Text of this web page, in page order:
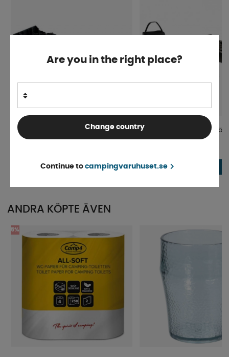
Milenco Quattro Uppkörningsklossar
2-pack
KÖP!
Nivåklossar Thule Med
495 kr
ANDRA KÖPTE ÄVEN
5%
Are you in the right place?
Change country
Continue to campingvaruhuset.se